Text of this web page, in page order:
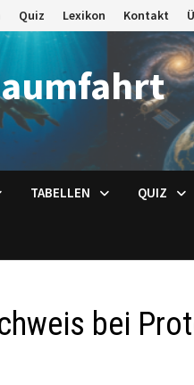
Quiz Lexikon Kontakt
TABELLEN QUIZ
bei